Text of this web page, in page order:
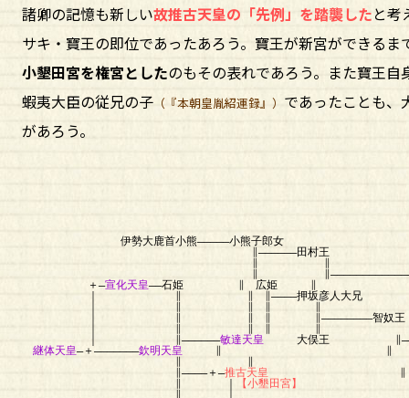
諸卿の記憶も新しい故推古天皇の「先例」を踏襲したと考
サキ・寶王の即位であったあろう。寶王が新宮ができるま
小墾田宮を権宮としたのもその表れであろう。また寶王自
蝦夷大臣の従兄の子 （『本朝皇胤紹運録』） であったことも、
があろう。
伊勢大鹿首小熊―――――小熊子
∥――――――田村王
∥
＋―宣化天皇――石姫 ∥ 広
｜ ∥ ∥ ∥――――押坂彦人大兄
｜ ∥ ∥ ∥ ∥――――――――智奴
｜ ∥――――――敏達天皇 大俣王
継体天皇―＋―――――――欽明天皇
∥――――＋―推古天皇
【小墾田宮】